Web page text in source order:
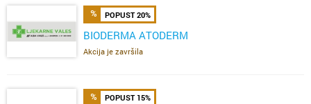
POPUST 20%
BIODERMA ATODERM
Akcija je završila
POPUST 15%